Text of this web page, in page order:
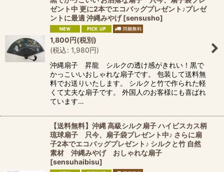
ゼント中 更に2本でエコバッグプレゼント♪プレゼ
ントに最適 沖縄みやげ [sensusho]
1,800円(税別)
(税込: 1,980円)
沖縄扇子 昇龍 シルクの透け感がきれい！黒で
かっこいいおしゃれな扇子です。 包装して送料無
料でお送りいたします。 シルクと竹で作られた軽
くて丈夫な扇子です。 外国人のお客様にも喜ばれ
ています…
【送料無料】沖縄 高級シルク扇子 ハイビスカス柄
琉球扇子 只今、扇子袋プレゼント中♪ さらに扇
子2本でエコバッグプレゼント♪ シルクと竹 自然
素材 沖縄みやげ おしゃれな扇子
[sensuhaibisu]